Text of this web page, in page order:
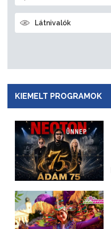
Látnivalók
KIEMELT PROGRAMOK